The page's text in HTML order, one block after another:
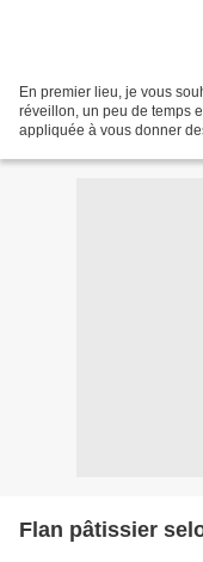
En premier lieu, je vous
réveillon, un peu de temps
appliquée à vous donner